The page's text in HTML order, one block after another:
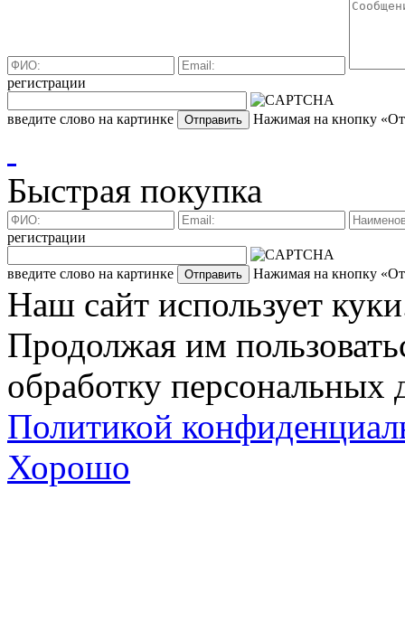
регистрации
введите слово на картинке Нажимая на кнопку
Быстрая покупка
регистрации
введите слово на картинке Нажимая на кнопку
Наш сайт использует
Продолжая им
обработку персональных
Политикой
Хорошо